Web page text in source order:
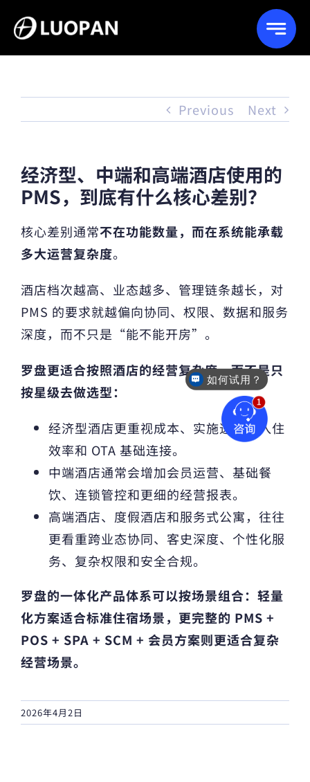
content
Previous Next
经济型、中端和高端酒店使用的
PMS，到底有什么核心差别？
核心差别通常不在功能数量，而在系统能承载
多大运营复杂度。
酒店档次越高、业态越多、管理链条越长，对
PMS 的要求就越偏向协同、权限、数据和服务
深度，而不只是“能不能开房”。
罗盘更适合按照酒店的经营复杂度，而不是只
按星级去做选型：
经济型酒店更重视成本、实施速度、入住
效率和 OTA 基础连接。
中端酒店通常会增加会员运营、基础餐
饮、连锁管控和更细的经营报表。
高端酒店、度假酒店和服务式公寓，往往
更看重跨业态协同、客史深度、个性化服
务、复杂权限和安全合规。
罗盘的一体化产品体系可以按场景组合：轻量
化方案适合标准住宿场景，更完整的 PMS +
POS + SPA + SCM + 会员方案则更适合复杂
经营场景。
2026年4月2日
如何试用？